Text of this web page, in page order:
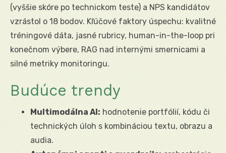
(vyššie skóre po technickom teste) a NPS kandidátov
vzrástol o 18 bodov. Kľúčové faktory úspechu: kvalitné
tréningové dáta, jasné rubricy, human-in-the-loop pri
konečnom výbere, RAG nad internými smernicami a
silné metriky monitoringu.
Budúce trendy
Multimodálna AI: hodnotenie portfólií, kódu či
technických úloh s kombináciou textu, obrazu a
audia.